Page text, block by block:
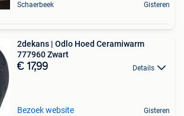
Schaerbeek Gisteren
2dekans | Odlo Hoed Ceramiwarm
777960 Zwart
€ 17,99 Details
Bezoek website Gisteren